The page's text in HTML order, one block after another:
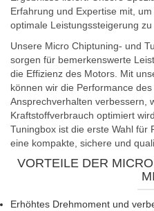
Erfahrung und Expertise mit,
optimale Leistungssteigerung
Unsere Micro Chiptuning- und
sorgen für bemerkenswerte
die Effizienz des Motors. Mit
können wir die Performance
Ansprechverhalten verbessern,
Kraftstoffverbrauch optimiert
Tuningbox ist die erste Wahl für
eine kompakte, sichere und
VORTEILE DER
Erhöhtes Drehmoment und